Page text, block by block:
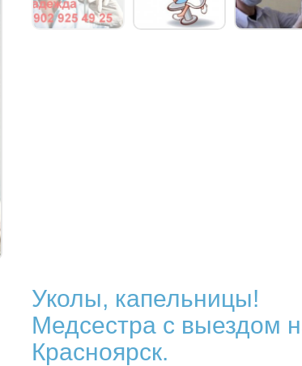
Уколы, капельницы!
Медсестра с выездом
Красноярск.